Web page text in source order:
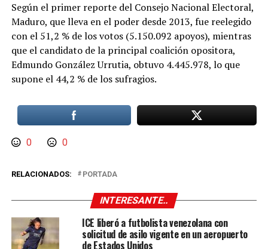
Según el primer reporte del Consejo Nacional Electoral,
Maduro, que lleva en el poder desde 2013, fue reelegido
con el 51,2 % de los votos (5.150.092 apoyos), mientras
que el candidato de la principal coalición opositora,
Edmundo González Urrutia, obtuvo 4.445.978, lo que
supone el 44,2 % de los sufragios.
0 0
RELACIONADOS: PORTADA
INTERESANTE..
ICE liberó a futbolista venezolana con
solicitud de asilo vigente en un aeropuerto
de Estados Unidos